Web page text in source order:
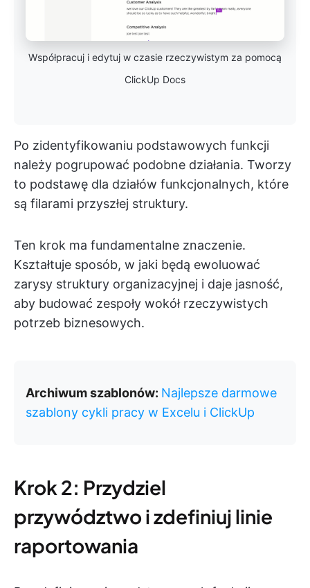
Współpracuj i edytuj w czasie rzeczywistym za pomocą
ClickUp Docs
Po zidentyfikowaniu podstawowych funkcji
należy pogrupować podobne działania. Tworzy
to podstawę dla działów funkcjonalnych, które
są filarami przyszłej struktury.
Ten krok ma fundamentalne znaczenie.
Kształtuje sposób, w jaki będą ewoluować
zarysy struktury organizacyjnej i daje jasność,
aby budować zespoły wokół rzeczywistych
potrzeb biznesowych.
Archiwum szablonów: Najlepsze darmowe
szablony cykli pracy w Excelu i ClickUp
Krok 2: Przydziel
przywództwo i zdefiniuj linie
raportowania